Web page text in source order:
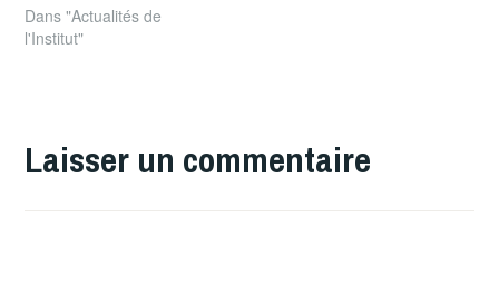
Dans "Actualités de
l'Institut"
Laisser un commentaire